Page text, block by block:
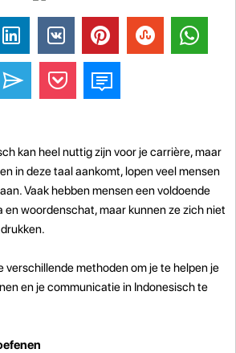
kan heel nuttig zijn voor je carrière, maar
in deze taal aankomt, lopen veel mensen
Vaak hebben mensen een voldoende
en woordenschat, maar kunnen ze zich niet
verschillende methoden om je te helpen je
en je communicatie in Indonesisch te